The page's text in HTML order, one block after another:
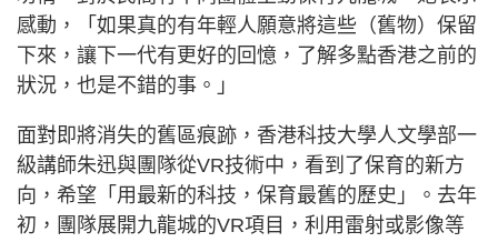
感動，「如果真的有年輕人願意將這些（舊物）保留
下來，讓下一代有更好的回憶，了解多點香港之前的
狀況，也是不錯的事。」
面對即將消失的舊區痕跡，香港科技大學人文學部一
級講師朱迅與團隊從VR技術中，看到了保育的新方
向，希望「用最新的科技，保育最舊的歷史」。去年
初，團隊展開九龍城的VR項目，利用雷射或影像等